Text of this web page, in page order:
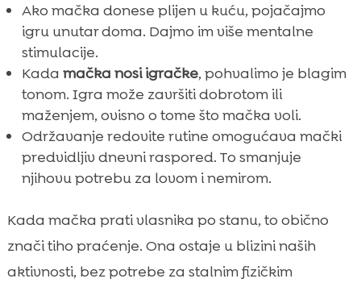
Ako mačka donese plijen u kuću, pojačajmo
igru unutar doma. Dajmo im više mentalne
stimulacije.
Kada mačka nosi igračke, pohvalimo je blagim
tonom. Igra može završiti dobrotom ili
maženjem, ovisno o tome što mačka voli.
Održavanje redovite rutine omogućava mački
predvidljiv dnevni raspored. To smanjuje
njihovu potrebu za lovom i nemirom.
Kada mačka prati vlasnika po stanu, to obično
znači tiho praćenje. Ona ostaje u blizini naših
aktivnosti, bez potrebe za stalnim fizičkim